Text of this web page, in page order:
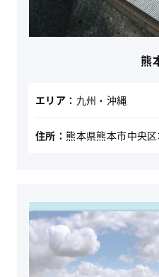
熊
エリア： 九州・沖縄
住所：熊本県熊本市中央